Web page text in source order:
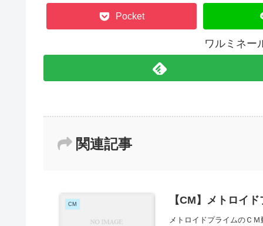
Pocket
ワルミネー
関連記事
CM 【CM】メトロイ
メトロイドプライムのＣ